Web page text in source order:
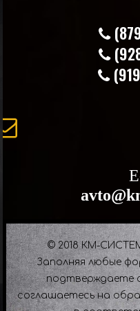
© 2018 КМ-
Заполняя любые
подтверждаете
соглашаетесь на